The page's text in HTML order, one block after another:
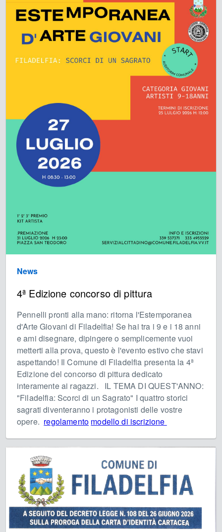
News
4ª Edizione concorso di pittura
Pennelli pronti alla mano: ritorna l'Estemporanea
d'Arte Giovani di Filadelfia! Se hai tra i 9 e i 18 anni
e ami disegnare, dipingere o semplicemente vuoi
metterti alla prova, questo è l'evento estivo che stavi
aspettando! Il Comune di Filadelfia presenta la 4ª
Edizione del concorso di pittura dedicato
interamente ai ragazzi. IL TEMA DI QUEST'ANNO:
"Filadelfia: Scorci di un Sagrato" I quattro storici
sagrati diventeranno i protagonisti delle vostre
opere. regolamento modello di iscrizione